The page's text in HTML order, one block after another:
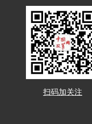
扫码加关注